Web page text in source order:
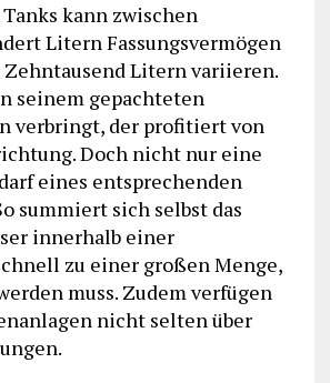
kann zwischen
Litern Fassungsvermögen
Litern variieren.
seinem gepachteten
verbringt, der profitiert von
Doch nicht nur eine
eines entsprechenden
summiert sich selbst das
innerhalb einer
zu einer großen Menge,
muss. Zudem verfügen
nicht selten über